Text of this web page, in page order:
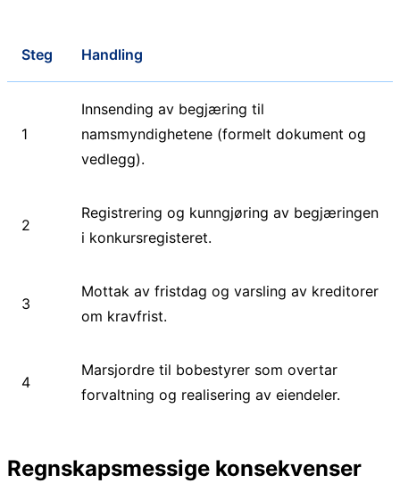
Steg Handling
1
Innsending av begjæring til
namsmyndighetene (formelt dokument og
vedlegg).
2
Registrering og kunngjøring av begjæringen
i konkursregisteret.
3
Mottak av fristdag og varsling av kreditorer
om kravfrist.
4
Marsjordre til bobestyrer som overtar
forvaltning og realisering av eiendeler.
Regnskapsmessige konsekvenser